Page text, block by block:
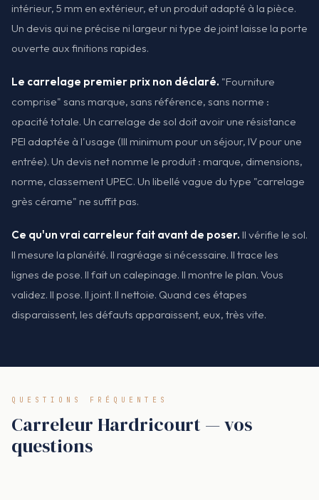
intérieur, 5 mm en extérieur, et un produit adapté à la pièce.
Un devis qui ne précise ni largeur ni type de joint laisse la porte
ouverte aux finitions rapides.
Le carrelage premier prix non déclaré. "Fourniture
comprise" sans marque, sans référence, sans norme :
opacité totale. Un carrelage de sol doit avoir une résistance
PEI adaptée à l'usage (III minimum pour un séjour, IV pour une
entrée). Un devis net nomme le produit : marque, dimensions,
norme, classement UPEC. Un libellé vague du type "carrelage
grès cérame" ne suffit pas.
Ce qu'un vrai carreleur fait avant de poser. Il vérifie le sol.
Il mesure la planéité. Il ragréage si nécessaire. Il trace les
lignes de pose. Il fait un calepinage. Il montre le plan. Vous
validez. Il pose. Il joint. Il nettoie. Quand ces étapes
disparaissent, les défauts apparaissent, eux, très vite.
QUESTIONS FRÉQUENTES
Carreleur Hardricourt — vos
questions